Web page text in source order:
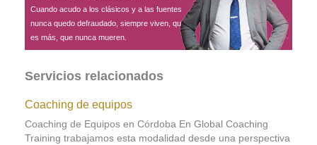
Cuando acudo a los clásicos y a las fuentes
nunca quedo defraudado, siempre viven, que
es más, que nunca mueren.
Servicios relacionados
Coaching de equipos
Coaching de Equipos en Córdoba En Global Coaching
Training trabajamos esta modalidad desde una perspectiva